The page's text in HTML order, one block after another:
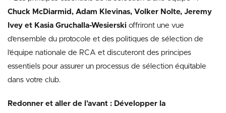
Chuck McDiarmid, Adam Klevinas, Volker Nolte, Jeremy
Ivey et Kasia Gruchalla-Wesierski offriront une vue
d’ensemble du protocole et des politiques de sélection de
l’équipe nationale de RCA et discuteront des principes
essentiels pour assurer un processus de sélection équitable
dans votre club.
Redonner et aller de l’avant : Développer la